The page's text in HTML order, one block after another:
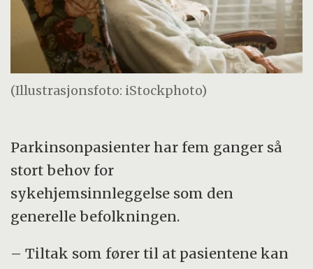
(Illustrasjonsfoto: iStockphoto)
Parkinsonpasienter har fem ganger så
stort behov for
sykehjemsinnleggelse som den
generelle befolkningen.
– Tiltak som fører til at pasientene kan